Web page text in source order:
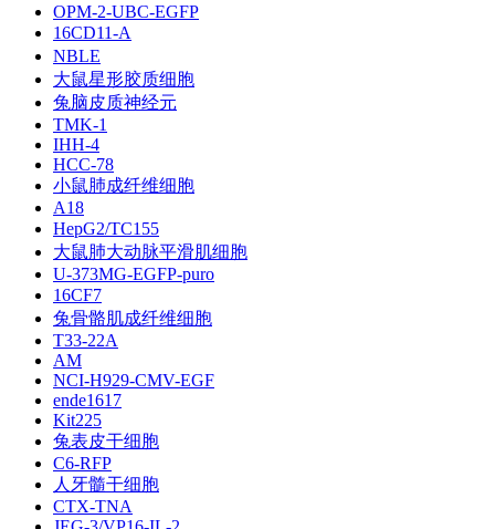
OPM-2-UBC-EGFP
16CD11-A
NBLE
大鼠星形胶质细胞
兔脑皮质神经元
TMK-1
IHH-4
HCC-78
小鼠肺成纤维细胞
A18
HepG2/TC155
大鼠肺大动脉平滑肌细胞
U-373MG-EGFP-puro
16CF7
兔骨骼肌成纤维细胞
T33-22A
AM
NCI-H929-CMV-EGF
ende1617
Kit225
兔表皮干细胞
C6-RFP
人牙髓干细胞
CTX-TNA